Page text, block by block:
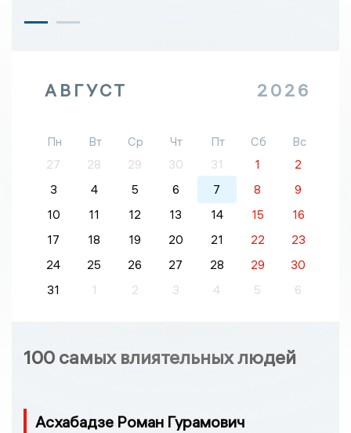
АВГУСТ 2026
Пн Вт Ср Чт Пт Сб
Вс
27
28 29 30 31 1
2
3
4 5 6 7 8
9
10
11 12 13 14 15
16
17
18 19 20 21 22
23
24
25 26 27 28 29
30
31
1 2 3 4 5 6
100 самых влиятельных людей
Асхабадзе Роман Гурамович